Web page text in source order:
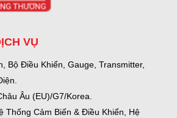
VỤ
Bộ Điều Khiển, Gauge, Transmitter,
Âu (EU)/G7/Korea.
Thống Cảm Biến & Điều Khiển, Hệ